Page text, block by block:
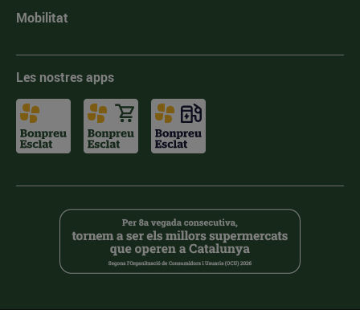
Mobilitat
Les nostres apps